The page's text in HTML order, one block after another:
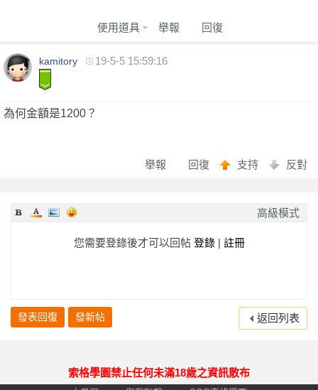
園
回復
使用道具 舉報
kamitory 19-5-5 15:59:16
為何金額是1200？
回復 支持 反對
舉報
高級模式
您需要登錄後才可以回帖 登錄| 註冊
發表回復 發新帖 返回列表
索格學園禁止任何未滿18歲之資訊散布